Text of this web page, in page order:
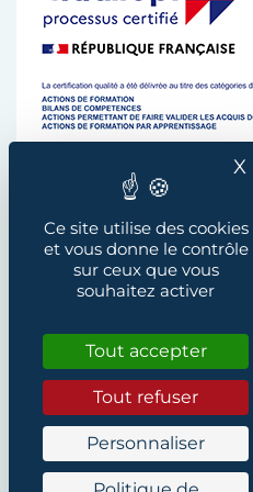
Ce site utilise des cookies
et vous donne le contrôle
sur ceux que vous
souhaitez activer
Tout accepter
Tout refuser
Personnaliser
X
Accessibilité :
Mentions
Politique de
Demande
Formulaire de
Offres